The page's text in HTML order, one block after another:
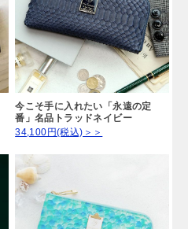
今こそ手に入れたい「永遠の定
番」名品トラッドネイビー
34,100円(税込)＞＞